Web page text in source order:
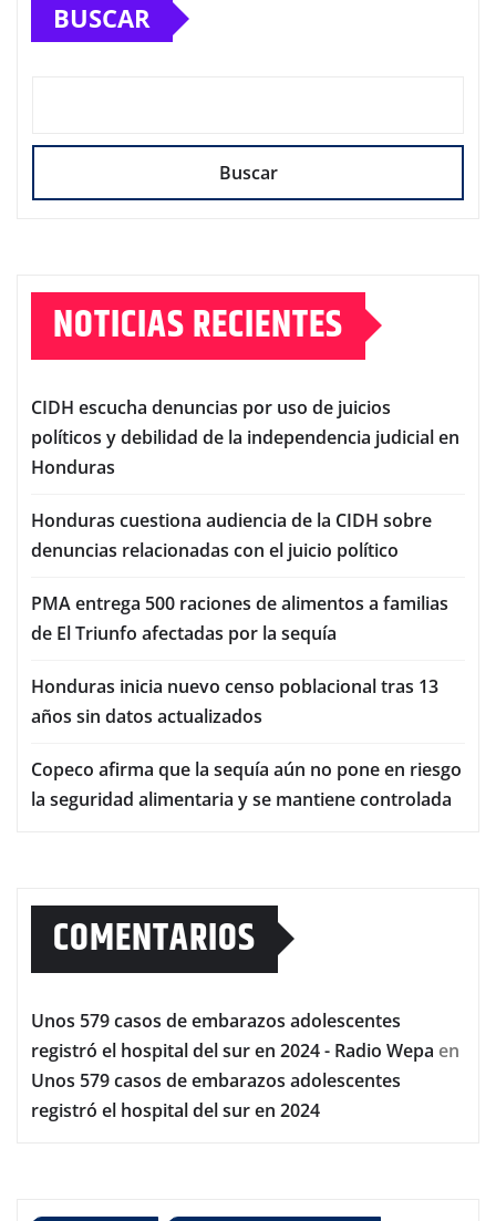
BUSCAR
Buscar
NOTICIAS RECIENTES
CIDH escucha denuncias por uso de juicios
políticos y debilidad de la independencia judicial en
Honduras
Honduras cuestiona audiencia de la CIDH sobre
denuncias relacionadas con el juicio político
PMA entrega 500 raciones de alimentos a familias
de El Triunfo afectadas por la sequía
Honduras inicia nuevo censo poblacional tras 13
años sin datos actualizados
Copeco afirma que la sequía aún no pone en riesgo
la seguridad alimentaria y se mantiene controlada
COMENTARIOS
Unos 579 casos de embarazos adolescentes
registró el hospital del sur en 2024 - Radio Wepa en
Unos 579 casos de embarazos adolescentes
registró el hospital del sur en 2024